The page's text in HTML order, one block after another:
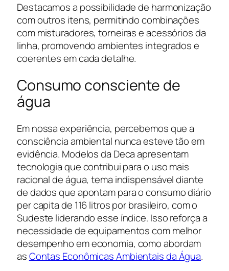
Destacamos a possibilidade de harmonização
com outros itens, permitindo combinações
com misturadores, torneiras e acessórios da
linha, promovendo ambientes integrados e
coerentes em cada detalhe.
Consumo consciente de
água
Em nossa experiência, percebemos que a
consciência ambiental nunca esteve tão em
evidência. Modelos da Deca apresentam
tecnologia que contribui para o uso mais
racional de água, tema indispensável diante
de dados que apontam para o consumo diário
per capita de 116 litros por brasileiro, com o
Sudeste liderando esse índice. Isso reforça a
necessidade de equipamentos com melhor
desempenho em economia, como abordam
asContas Econômicas Ambientais da Água.